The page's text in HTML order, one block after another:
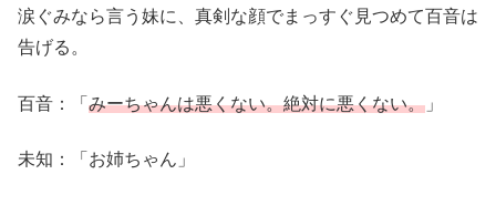
涙ぐみなら言う妹に、真剣な顔でまっすぐ見つめて百音は
告げる。
百音：「 みーちゃんは悪くない。絶対に悪くない。 」
未知：「お姉ちゃん」